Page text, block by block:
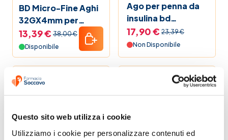
Questo sito web utilizza i cookie
Utilizziamo i cookie per personalizzare contenuti ed
Black Friday 2025 Farmacia Soccavo
Pet bestseller
Beauty Shock
Le Formule del Farmacista
BD Micro-Fine Aghi
32GX4mm per
Penna Insulina 100
pezzi
13,39 € 38,00 €
Disponibile
Ago per penna da
insulina bd
microfine 31 gauge
5 mm 100 pezzi
17,90 € 23,39 €
Non Disponibile
-35% PROMO